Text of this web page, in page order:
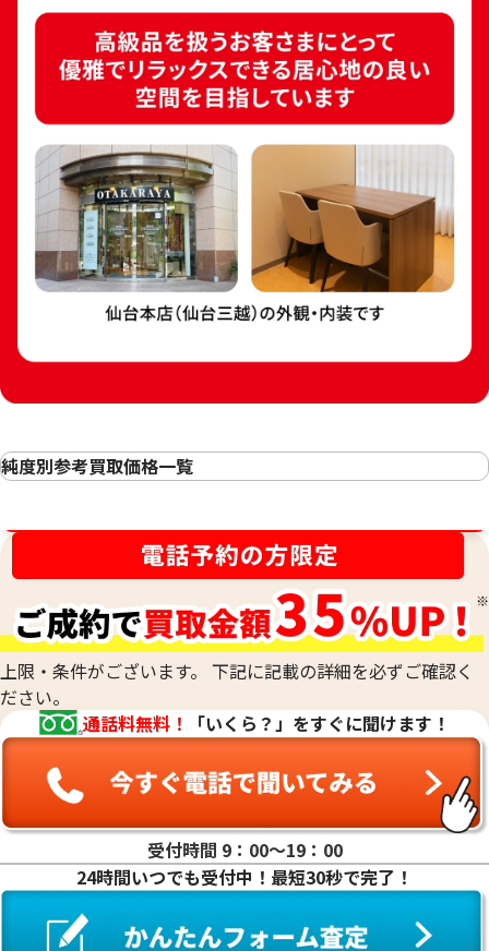
純度別参考買取価格一覧
22金（K22）の買取
21.6金(K21.6)の買取
20金（K20）の買取
18金(K18)の買取
14金（K14）の買取
12金（K12）の買取
10金（K10）の買取
9金（K9）の買取
上限・条件がございます。 下記に記載の詳細を必ずご確認く
ださい。
通話料無料！
「いくら？」をすぐに聞けます！
受付時間 9：00〜19：00
24時間いつでも受付中！最短30秒で完了！